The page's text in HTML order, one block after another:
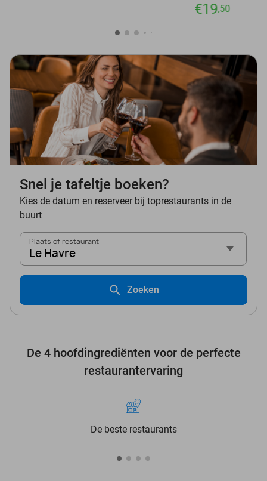
€19,50
Snel je tafeltje boeken?
Kies de datum en reserveer bij toprestaurants in de
buurt
Plaats of restaurant
Le Havre
Zoeken
De 4 hoofdingrediënten voor de perfecte
restaurantervaring
De beste restaurants